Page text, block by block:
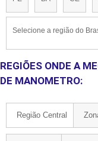
Selecione a região do
REGIÕES ONDE A
DE MANOMETRO:
Região Central